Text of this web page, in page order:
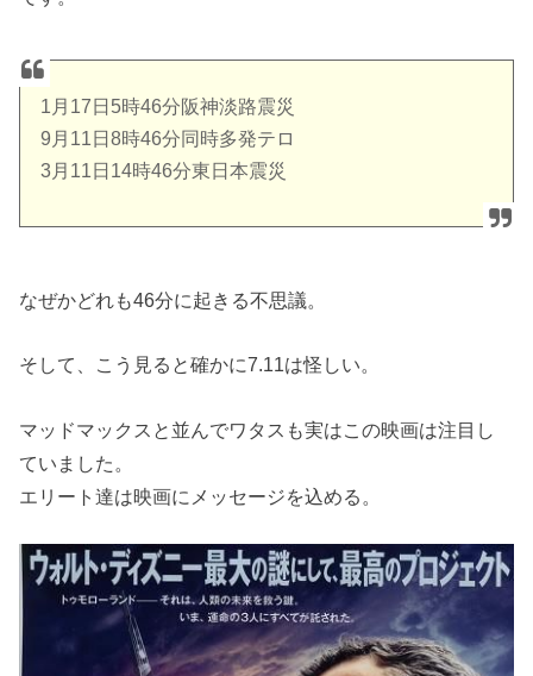
1月17日5時46分阪神淡路震災
9月11日8時46分同時多発テロ
3月11日14時46分東日本震災
なぜかどれも46分に起きる不思議。
そして、こう見ると確かに7.11は怪しい。
マッドマックスと並んでワタスも実はこの映画は注目し
ていました。
エリート達は映画にメッセージを込める。